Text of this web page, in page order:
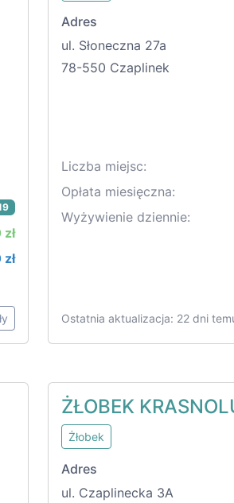
Adres
ul. Słoneczna 27a
78-550 Czaplinek
Liczba miejsc:
Opłata miesięczna:
Wyżywienie dziennie:
Ostatnia aktualizacja: 22 dni
ŻŁOBEK
Żłobek
Adres
ul. Czaplinecka 3A